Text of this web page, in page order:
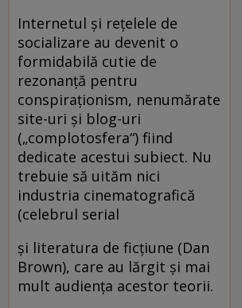
Internetul şi reţelele de
socializare au devenit o
formidabilă cutie de
rezonanţă pentru
conspiraţionism, nenumărate
site-uri şi blog-uri
(„complotosfera“) fiind
dedicate acestui subiect. Nu
trebuie să uităm nici
industria cinematografică
(celebrul serial
şi literatura de ficţiune (Dan
Brown), care au lărgit şi mai
mult audienţa acestor teorii.